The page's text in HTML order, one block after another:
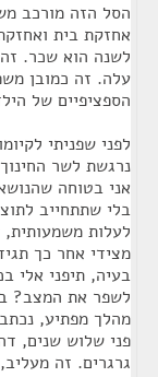
הסל הזה מורכב
אחזקת בית
לשנה הוא שכר.
עלה. זה כמובן
הספציפיים של
לפני שפניתי
נרגשת לשר
אני בטוחה
בלי שתתחייב
לעלות
מצידי אחר כך
בעיה, תיפני אלי
לשפר את המצב?
פני שלוש שנים,
גרגרים. זה